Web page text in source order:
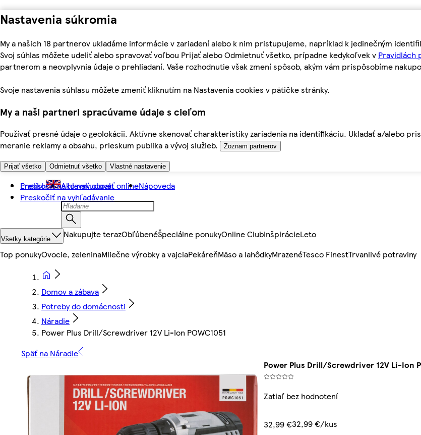
Nastavenia súkromia
My a našich 18 partnerov ukladáme informácie v zariadení alebo k nim pristupujeme, napríklad k jedinečným
Svoj súhlas môžete udeliť alebo spravovať voľbou Prijať alebo Odmietnuť všetko, prípadne kedykoľvek v Pravidlách
partnerom a neovplyvnia údaje o prehliadaní. Vaše rozhodnutie však zmení spôsob, akým vám prispôsobíme
Svoje nastavenia súhlasu môžete zmeniť kliknutím na Nastavenia cookies v pätičke stránky.
My a naši partneri spracúvame údaje s cieľom
Používať presné údaje o geolokácii. Aktívne skenovať charakteristiky zariadenia na identifikáciu. Ukladať a/alebo
meranie reklamy a obsahu, prieskum publika a vývoj služieb.
Zoznam partnerov
Prijať všetko Odmietnuť všetko Vlastné nastavenie
Preskočiť na hlavný obsah
Preskočiť na vyhľadávanie
English Ako nakupovať onlineNápoveda
Všetky kategórie Nakupujte terazObľúbenéŠpeciálne ponukyOnline ClubInšpirácieLeto
Top ponukyOvocie, zeleninaMliečne výrobky a vajciaPekáreňMäso a lahôdkyMrazenéTesco FinestTrvanlivé potraviny
Domov a zábava
Potreby do domácnosti
Náradie
Power Plus Drill/Screwdriver 12V Li-Ion POWC1051
Späť na Náradie
Power Plus Drill/Screwdriver 12V Li-Ion
Zatiaľ bez hodnotení
32,99 €32,99 €/kus